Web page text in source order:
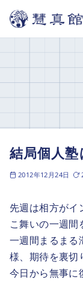
テ
結局個人
2012年12月24日
先週は相方がイ
こ舞いの一週
一週間まるまる
様、期待を裏切
今日から無事に